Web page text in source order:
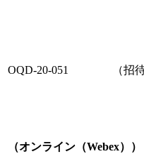
OQD-20-051 （招
（オンライン（Webex